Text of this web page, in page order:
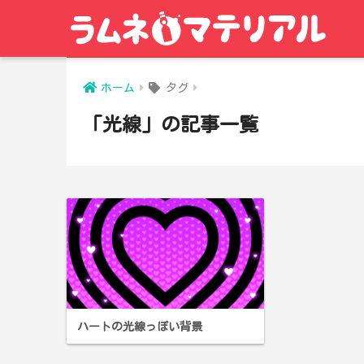
ホーム タグ
「光線」の記事一覧
ハートの光線っぽい背景